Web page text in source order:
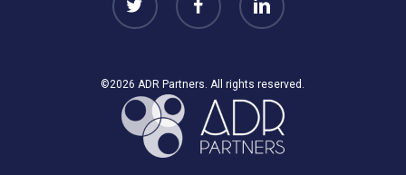
©2026 ADR Partners. All rights reserved.